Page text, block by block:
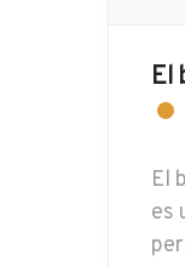
El
El
es